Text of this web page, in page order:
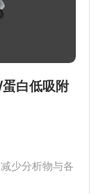
白低吸附
少分析物与各